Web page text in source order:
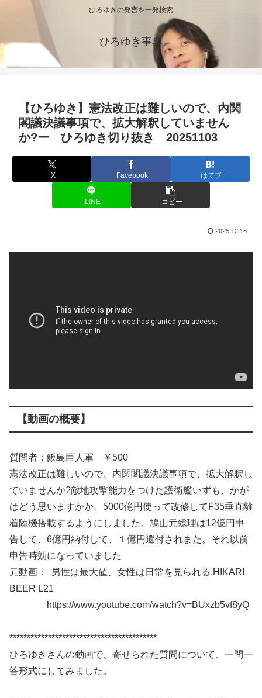
ひろゆきの発言を一発検索
ひろゆき事典
【ひろゆき】憲法改正は難しいので、内関
閣議決議事項で、拡大解釈していません
か?ー ひろゆき切り抜き 20251103
X Facebook はてブ
LINE コピー
2025.12.16
【動画の概要】
質問者：飯島巨人軍 ￥500
憲法改正は難しいので、内関閣議決議事項で、拡大解釈し
ていませんか?敵地攻撃能力をつけた護衛艦いずも、かが
はどう思いますかか、5000億円使って改修してF35垂直離
着陸機搭載するようにしました。鳩山元総理は12億円申
告して、6億円納付して、１億円還付されまた。それ以前
申告時効になっていました
元動画： 男性は最大値、女性は日常を見られる.HIKARI
BEER L21
https://www.youtube.com/watch?v=BUxzb5vf8yQ
******************************************
ひろゆきさんの動画で、寄せられた質問について、一問一
答形式にしてみました。